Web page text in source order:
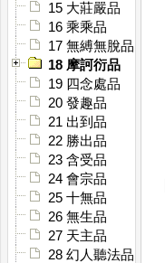
15 大莊嚴品
16 乘乘品
17 無縛無脫品
18 摩訶衍品
19 四念處品
20 發趣品
21 出到品
22 勝出品
23 含受品
24 會宗品
25 十無品
26 無生品
27 天主品
28 幻人聽法品